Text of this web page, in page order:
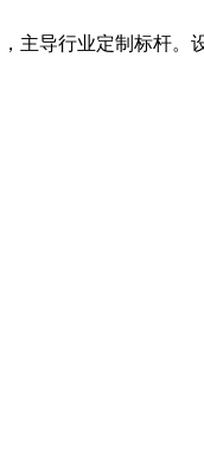
业定制标杆。设备涵盖